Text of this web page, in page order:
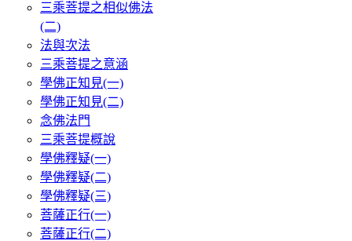
三乘菩提之相似佛法
(二)
法與次法
三乘菩提之意涵
學佛正知見(一)
學佛正知見(二)
念佛法門
三乘菩提概說
學佛釋疑(一)
學佛釋疑(二)
學佛釋疑(三)
菩薩正行(一)
菩薩正行(二)